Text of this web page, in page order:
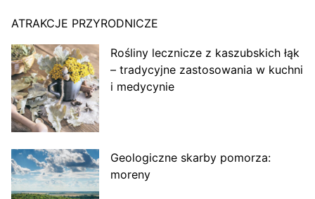
ATRAKCJE PRZYRODNICZE
Rośliny lecznicze z kaszubskich łąk
– tradycyjne zastosowania w kuchni
i medycynie
Geologiczne skarby pomorza:
moreny